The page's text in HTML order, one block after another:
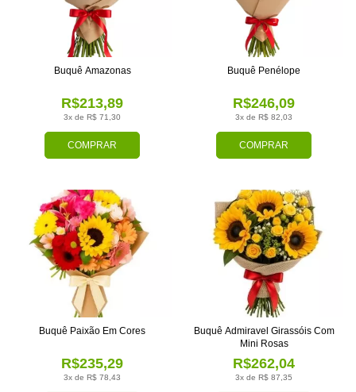
COMPRAR
3x de R$ 71,30
R$213,89
Buquê Amazonas
COMPRAR
3x de R$ 82,03
R$246,09
Buquê Penélope
3x de R$ 78,43
R$235,29
Buquê Paixão Em Cores
3x de R$ 87,35
R$262,04
Buquê Admiravel Girassóis Com
Mini Rosas